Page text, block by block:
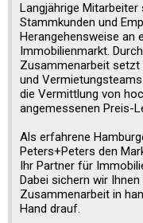
Langjährige
Stammkunden und
Herangehensweise an
Immobilienmarkt.
Zusammenarbeit
und
die Vermittlung von
angemessenen Preis-
Als erfahrene
Peters+Peters den
Ihr Partner für
Dabei sichern wir
Zusammenarbeit in
Hand drauf.